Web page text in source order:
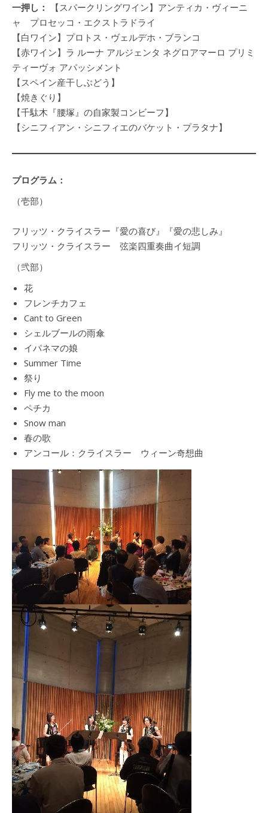
一押し：
【スパークリングワイン】アンティカ・ヴィーニ
ャ プロセッコ・エクストラドライ
【白ワイン】プロトス・ヴェルデホ・ブランコ
【赤ワイン】ラ ルーナ アルジェンタ ネグロアマーロ プリミ
ティーヴォ アパッシメント
【スペイン産干しぶどう】
【焼きぐり】
【千駄木『腰塚』の自家製コンビーフ】
【シニフィアン・シニフィエのバケット・プラタナ】
プログラム：
（壱部）
フリッツ・クライスラー『愛の喜び』『愛の悲しみ』
フリッツ・クライスラー 弦楽四重奏曲イ短調
（弐部）
花
フレンチカフェ
Cant to Green
シェルブールの雨傘
イパネマの娘
Summer Time
祭り
Fly me to the moon
ペチカ
Snow man
春の歌
アンコール：クライスラー ウィーン奇想曲